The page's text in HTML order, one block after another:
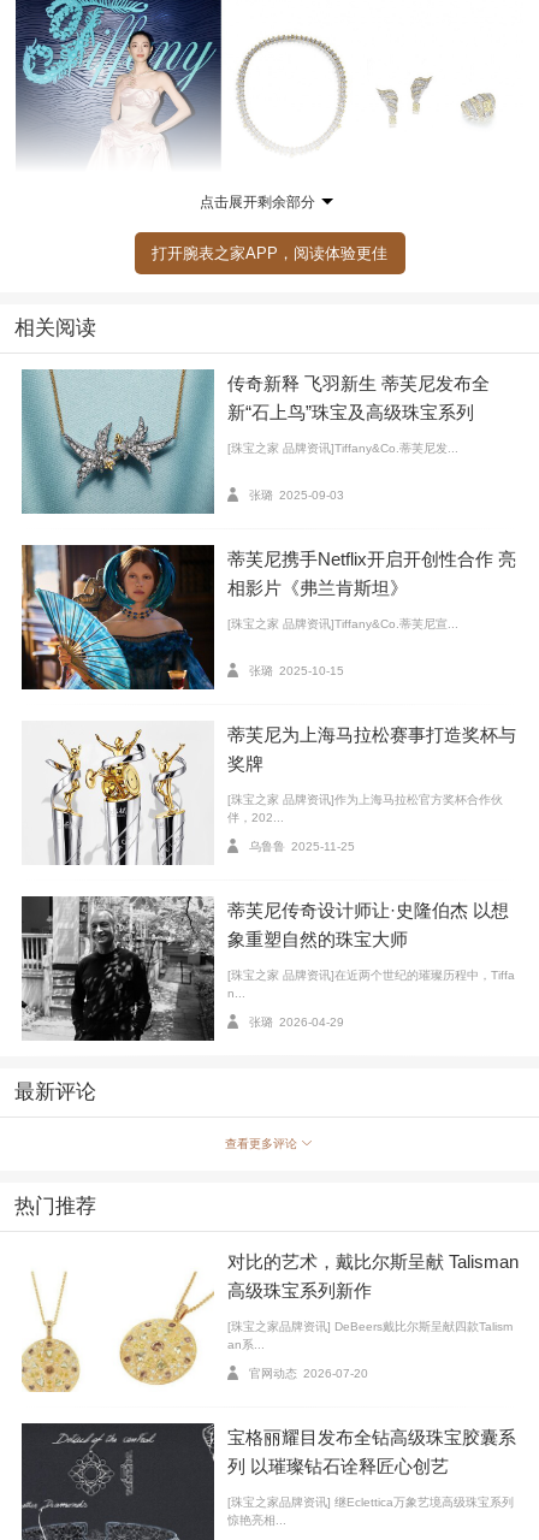
蒂芙尼品牌大使 钟楚曦
瀚海星螺（Shell）主题耳环，来自蒂芙尼2025 Blue Book高级珠宝
系列Sea of Wonder瑰海奇珍
瀚海星螺（Shell）主题戒指，来自蒂芙尼2025 Blue Book高级珠宝
系列Sea of Wonder瑰海奇珍
歌手 宋雨琦
蒂芙尼让·史隆伯杰高级珠宝系列（Jean Schlumberger by Tiffany）
蝴蝶造型项链
y）“石上鸟”传奇腕表
蒂芙尼让·史隆伯杰高级珠宝系列（Jean Schlumberger by Tiffany）
戒指
华语乐坛金曲创作天后 蔡健雅
蒂芙尼让·史隆伯杰高级珠宝系列（Jean Schlumberger by Tiffany）
蒂芙尼让·史隆伯杰系列（Jean Schlumberger by Tiffany）Sixteen S
tone十六石耳环
蒂芙尼让·史隆伯杰高级珠宝系列（Jean Schlumberger by Tiffany）
戒指
点击展开剩余部分
打开腕表之家APP，阅读体验更佳
相关阅读
传奇新释 飞羽新生 蒂芙尼发布全
新“石上鸟”珠宝及高级珠宝系列
[珠宝之家 品牌资讯]Tiffany&Co.蒂芙尼发...
张璐 2025-09-03
蒂芙尼携手Netflix开启开创性合作 亮
相影片《弗兰肯斯坦》
[珠宝之家 品牌资讯]Tiffany&Co.蒂芙尼宣...
张璐 2025-10-15
蒂芙尼为上海马拉松赛事打造奖杯与
奖牌
[珠宝之家 品牌资讯]作为上海马拉松官方奖杯合作伙
伴，202...
乌鲁鲁 2025-11-25
蒂芙尼传奇设计师让·史隆伯杰 以想
象重塑自然的珠宝大师
[珠宝之家 品牌资讯]在近两个世纪的璀璨历程中，Tiffa
n...
张璐 2026-04-29
最新评论
查看更多评论
热门推荐
对比的艺术，戴比尔斯呈献 Talisman
高级珠宝系列新作
[珠宝之家品牌资讯] DeBeers戴比尔斯呈献四款Talism
an系...
官网动态 2026-07-20
宝格丽耀目发布全钻高级珠宝胶囊系
列 以璀璨钻石诠释匠心创艺
[珠宝之家品牌资讯] 继Eclettica万象艺境高级珠宝系列
惊艳亮相...